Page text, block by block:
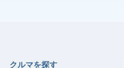
クルマを探す